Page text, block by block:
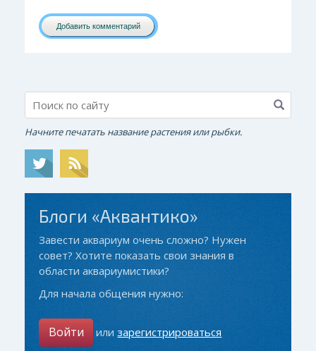
Добавить комментарий
Начните печатать название растения или рыбки.
Блоги «Аквантико»
Завести аквариум очень сложно? Нужен
совет? Хотите показать свои знания в
области аквариумистики?
Для начала общения нужно:
Войти илизарегистрироваться